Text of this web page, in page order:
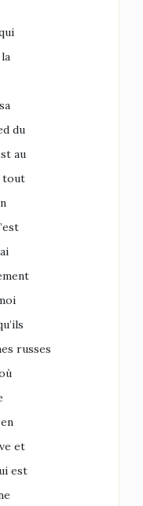
du
au
tout
russes
et
est